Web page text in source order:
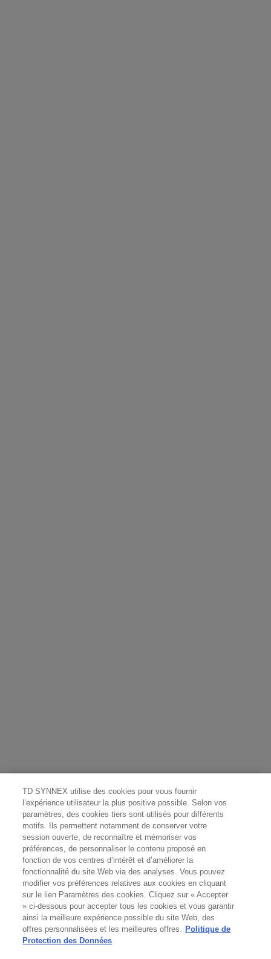
TD SYNNEX utilise des cookies pour vous fournir
l’expérience utilisateur la plus positive possible. Selon vos
paramètres, des cookies tiers sont utilisés pour différents
motifs. Ils permettent notamment de conserver votre
session ouverte, de reconnaître et mémoriser vos
préférences, de personnaliser le contenu proposé en
fonction de vos centres d’intérêt et d’améliorer la
fonctionnalité du site Web via des analyses. Vous pouvez
modifier vos préférences relatives aux cookies en cliquant
sur le lien Paramètres des cookies. Cliquez sur « Accepter
» ci-dessous pour accepter tous les cookies et vous garantir
ainsi la meilleure expérience possible du site Web, des
offres personnalisées et les meilleures offres. Politique de
Protection des Données